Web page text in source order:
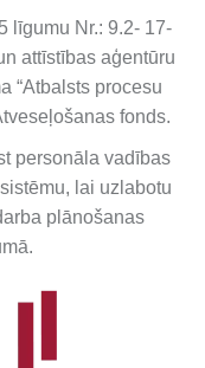
līgumu Nr.: 9.2- 17-
attīstības aģentūru
“Atbalsts procesu
fonds.
personāla vadības
lai uzlabotu
plānošanas